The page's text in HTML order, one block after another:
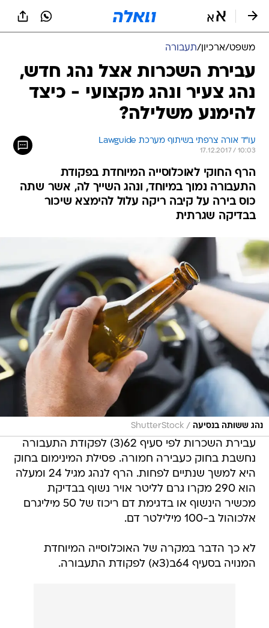
משפט/ארכיון/תעבורה
עבירת השכרות אצל נהג חדש,
נהג צעיר ונהג מקצועי - כיצד
להימנע משלילה?
עו"ד אורה צרפתי בשיתוף מערכת Lawguide
17.12.2017 / 10:03
הרף החוקי לאוכלוסייה המיוחדת בפקודת
התעבורה נמוך במיוחד, ונהג השייך לה, אשר שתה
כוס בירה על קיבה ריקה עלול להימצא שיכור
בבדיקה שגרתית
נהג ששותה בנסיעה /
ShutterStock
עבירת השכרות לפי סעיף 62(3) לפקודת התעבורה
נחשבת בחוק כעבירה חמורה. פסילת המינימום בחוק
היא למשך שנתיים לפחות. הרף לנהג מגיל 24 ומעלה
הוא 290 מקרו גרם לליטר אויר נשוף בבדיקת
מכשיר הינשוף או בדגימת דם ריכוז של 50 מיליגרם
אלכוהול ב-100 מילילטר דם.
לא כך הדבר במקרה של האוכלוסייה המיוחדת
המנויה בסעיף 64ב(3א) לפקודת התעבורה.